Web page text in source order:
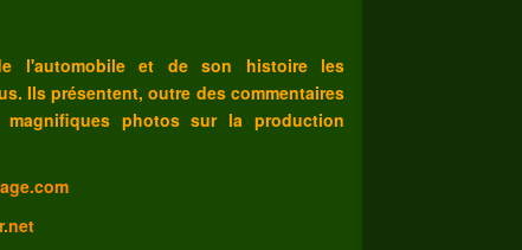
l'automobile et de son histoire les
Ils présentent, outre des commentaires
photos sur la production